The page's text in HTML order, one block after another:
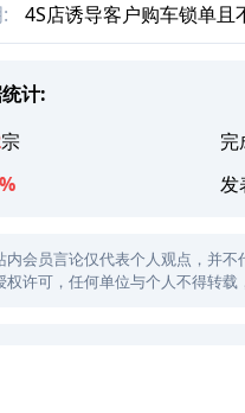
4S店诱导客户购车锁单且
计:
宗 完
发
内会员言论仅代表个人观点，并
权许可，任何单位与个人不得转载